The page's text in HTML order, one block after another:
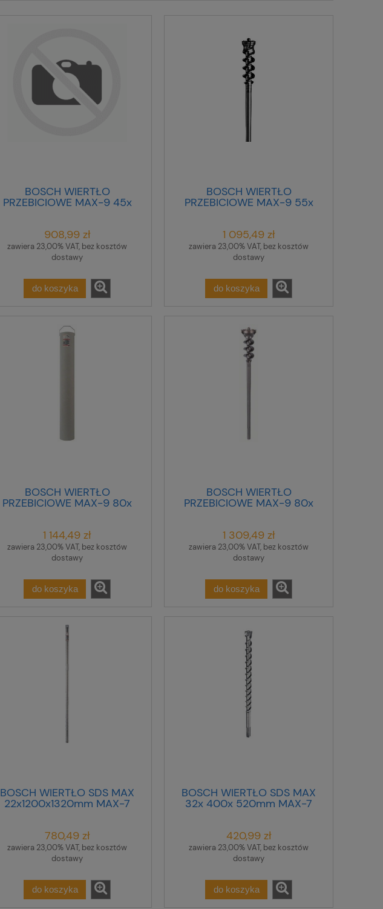
BOSCH WIERTŁO
PRZEBICIOWE MAX-9 45x
908,99 zł
zawiera 23,00% VAT, bez kosztów
dostawy
do koszyka
BOSCH WIERTŁO
PRZEBICIOWE MAX-9 55x
1 095,49 zł
zawiera 23,00% VAT, bez kosztów
dostawy
do koszyka
BOSCH WIERTŁO
PRZEBICIOWE MAX-9 80x
1 144,49 zł
zawiera 23,00% VAT, bez kosztów
dostawy
do koszyka
BOSCH WIERTŁO
PRZEBICIOWE MAX-9 80x
1 309,49 zł
zawiera 23,00% VAT, bez kosztów
dostawy
do koszyka
BOSCH WIERTŁO SDS MAX
22x1200x1320mm MAX-7
780,49 zł
zawiera 23,00% VAT, bez kosztów
dostawy
do koszyka
BOSCH WIERTŁO SDS MAX
32x 400x 520mm MAX-7
420,99 zł
zawiera 23,00% VAT, bez kosztów
dostawy
do koszyka